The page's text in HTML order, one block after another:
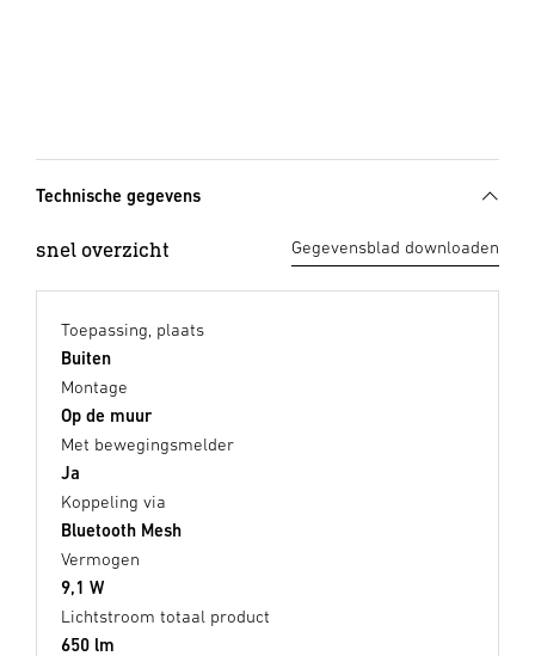
Technische gegevens
snel overzicht Gegevensblad downloaden
Toepassing, plaats
Buiten
Montage
Op de muur
Met bewegingsmelder
Ja
Koppeling via
Bluetooth Mesh
Vermogen
9,1 W
Lichtstroom totaal product
650 lm